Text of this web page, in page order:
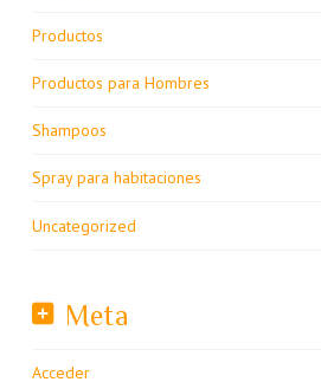
Productos
Productos para Hombres
Shampoos
Spray para habitaciones
Uncategorized
Meta
Acceder